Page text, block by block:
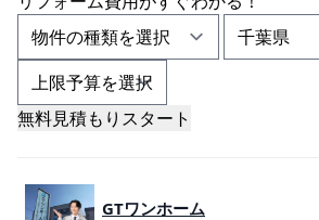
無料見積もりスタート
GTワンホーム